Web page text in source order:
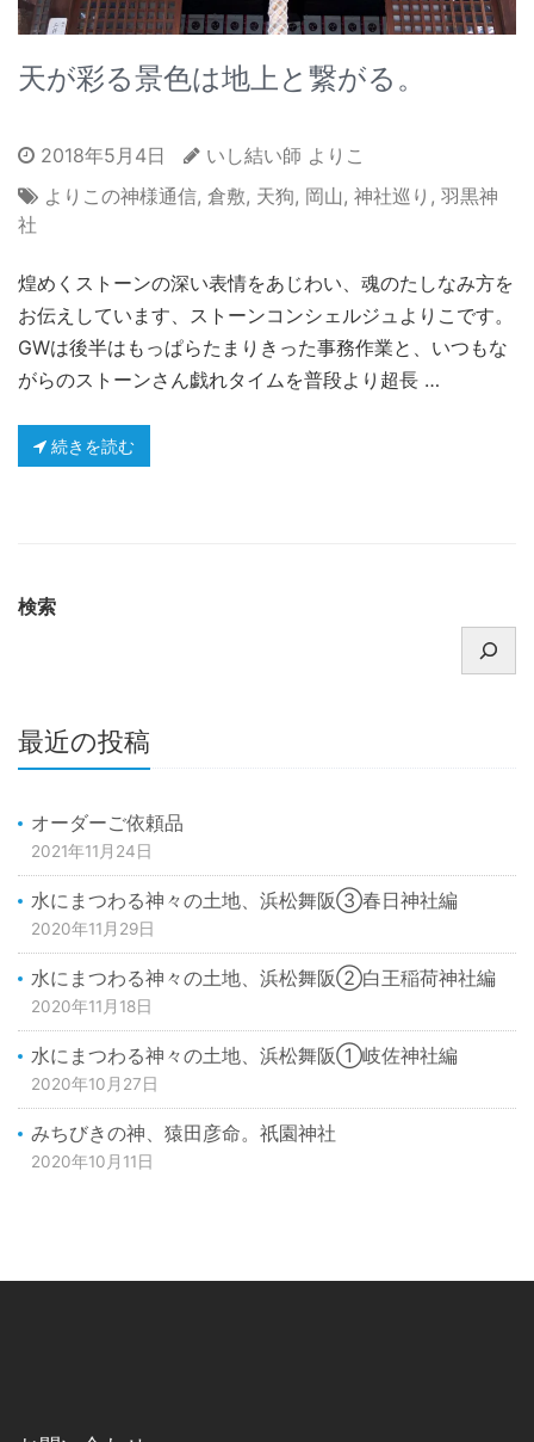
天が彩る景色は地上と繋がる。
2018年5月4日
いし結い師 よりこ
よりこの神様通信, 倉敷, 天狗, 岡山 , 神社巡り , 羽黒神
社
煌めくストーンの深い表情をあじわい、魂のたしなみ方を
お伝えしています、ストーンコンシェルジュよりこです。
GWは後半はもっぱらたまりきった事務作業と、いつもな
がらのストーンさん戯れタイムを普段より超長 …
続きを読む
検索
最近の投稿
オーダーご依頼品
2021年11月24日
水にまつわる神々の土地、浜松舞阪③春日神社編
2020年11月29日
水にまつわる神々の土地、浜松舞阪②白王稲荷神社編
2020年11月18日
水にまつわる神々の土地、浜松舞阪①岐佐神社編
2020年10月27日
みちびきの神、猿田彦命。祇園神社
2020年10月11日